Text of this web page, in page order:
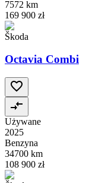
7572 km
169 900 zł
Škoda
Octavia Combi
Używane
2025
Benzyna
34700 km
108 900 zł